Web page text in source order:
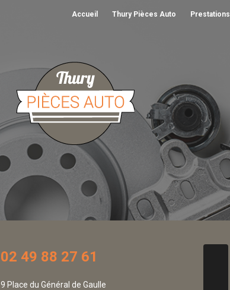
Accueil Thury Pièces Auto Prestations
02 49 88 27 61
9 Place du Général de Gaulle